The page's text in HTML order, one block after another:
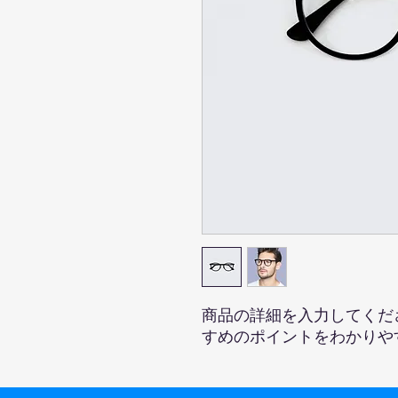
商品の詳細を入力してく
すめのポイントをわかり